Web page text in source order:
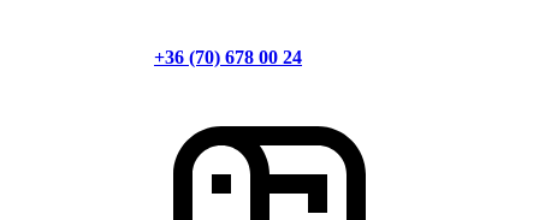
+36 (70) 678 00 24